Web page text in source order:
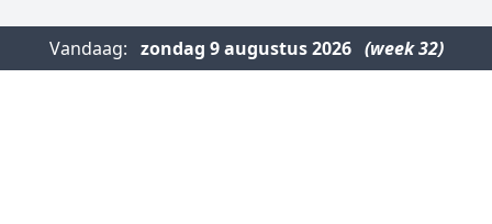
Vandaag: zondag 9 augustus 2026 (week 32)